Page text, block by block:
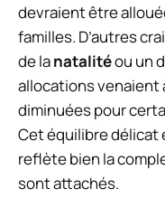
devraient être
familles. D’autres
de lanatalitéou un
allocations
diminuées pour
Cet équilibre
reflète bien la
sont attachés.